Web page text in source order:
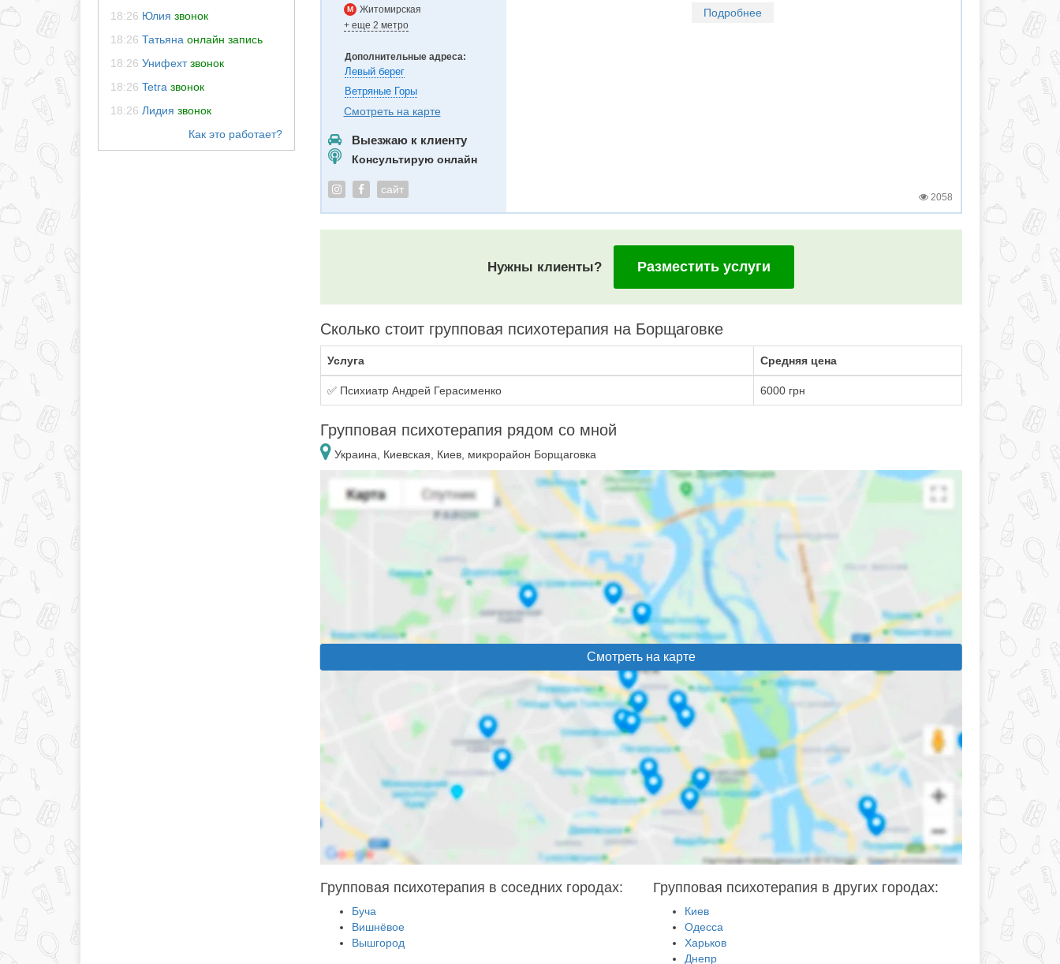
18:26 Юлия звонок
18:26 Татьяна онлайн запись
18:26 Унифехт звонок
18:26 Tetra звонок
18:26 Лидия звонок
M
Житомирская
+ еще 2 метро
Дополнительные адреса:
Левый берег
Ветряные Горы
Смотреть на карте
Выезжаю к клиенту
Консультирую онлайн
сайт
Подробнее
2058
Нужны клиенты? Разместить услуги
Сколько стоит групповая психотерапия на Борщаговке
Услуга Средняя цена
✅ Психиатр Андрей Герасименко 6000 грн
Групповая психотерапия рядом со мной
Украина, Киевская, Киев, микрорайон Борщаговка
Смотреть на карте
Групповая психотерапия в соседних городах:
Буча
Вишнёвое
Вышгород
Групповая психотерапия в других городах:
Киев
Одесса
Харьков
Днепр